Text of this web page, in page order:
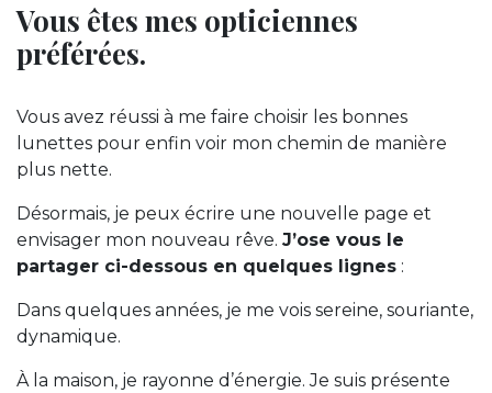
Vous êtes mes opticiennes
préférées.
Vous avez réussi à me faire choisir les bonnes
lunettes pour enfin voir mon chemin de manière
plus nette.
Désormais, je peux écrire une nouvelle page et
envisager mon nouveau rêve. J’ose vous le
partager ci-dessous en quelques lignes :
Dans quelques années, je me vois sereine, souriante,
dynamique.
À la maison, je rayonne d’énergie. Je suis présente